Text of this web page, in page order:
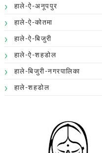
हाले-ऐ-अनूपपुर
हाले-ऐ-कोतमा
हाले-ऐ-बिजुरी
हाले-ऐ-शहडोल
हाले-बिजुरी-नगरपालिका
हाले-शहडोल